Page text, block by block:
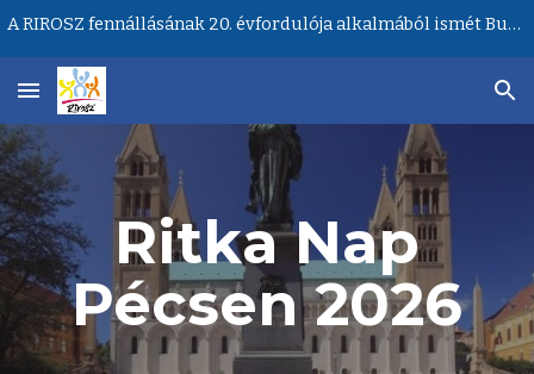
A RIROSZ fennállásának 20. évfordulója alkalmából ismét Budapesten lesz a Ritka Betegségek Világnapja központi rendezvénye!
Ritka Nap
Pécsen 2026